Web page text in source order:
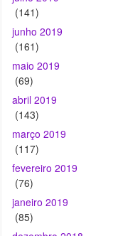
maio 2019
(69)
abril 2019
(143)
março 2019
(117)
fevereiro 2019
(76)
janeiro 2019
(85)
dezembro 2018
(145)
novembro 2018
(101)